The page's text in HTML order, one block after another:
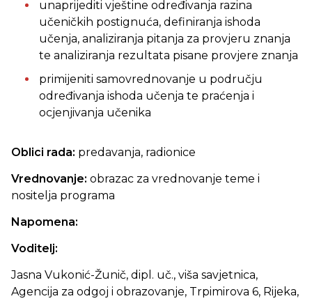
unaprijediti vještine određivanja razina
učeničkih postignuća, definiranja ishoda
učenja, analiziranja pitanja za provjeru znanja
te analiziranja rezultata pisane provjere znanja
primijeniti samovrednovanje u području
određivanja ishoda učenja te praćenja i
ocjenjivanja učenika
Oblici rada: predavanja, radionice
Vrednovanje: obrazac za vrednovanje teme i
nositelja programa
Napomena:
Voditelj:
Jasna Vukonić-Žunič, dipl. uč., viša savjetnica,
Agencija za odgoj i obrazovanje, Trpimirova 6, Rijeka,